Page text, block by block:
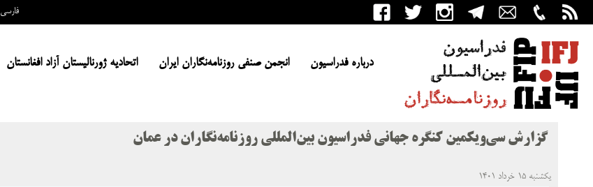
فارسی
درباره فدراسیون انجمن صنفی روزنامه‌نگاران ایران اتحادیه ژورنالیستان آزاد افغانستان
گزارش سی‌و‌یکمین کنگره جهانی فدراسیون بین‌المللی روزنامه‌نگاران در عمان
یکشنبه ۱۵ خرداد ۱۴۰۱